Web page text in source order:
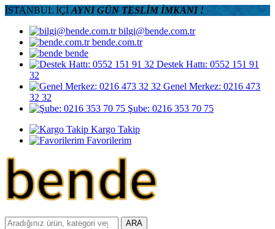
İSTANBUL İÇİ AYNI GÜN TESLİM İMKANI !
bilgi@bende.com.tr
bende.com.tr
bende
Destek Hattı: 0552 151 91
32
Genel Merkez: 0216 473
32 32
Şube: 0216 353 70 75
Kargo Takip
Favorilerim
ARA